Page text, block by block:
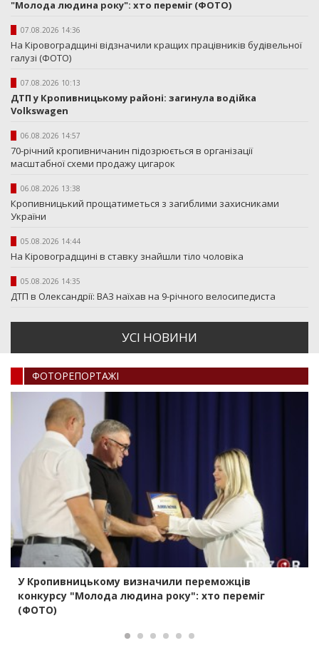
"Молода людина року": хто переміг (ФОТО)
07.08.2026 14:36
На Кіровоградщині відзначили кращих працівників будівельної
галузі (ФОТО)
07.08.2026 10:13
ДТП у Кропивницькому районі: загинула водійка
Volkswagen
06.08.2026 14:57
70-річний кропивничанин підозрюється в організації
масштабної схеми продажу цигарок
06.08.2026 13:38
Кропивницький прощатиметься з загиблими захисниками
України
05.08.2026 14:44
На Кіровоградщині в ставку знайшли тіло чоловіка
05.08.2026 14:35
ДТП в Олександрії: ВАЗ наїхав на 9-річного велосипедиста
УСI НОВИНИ
ФОТОРЕПОРТАЖI
У Кропивницькому визначили переможців
конкурсу "Молода людина року": хто переміг
(ФОТО)